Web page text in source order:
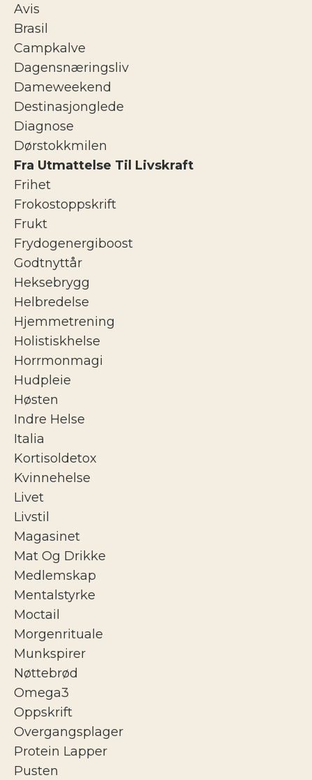
Avis
Brasil
Campkalve
Dagensnæringsliv
Dameweekend
Destinasjonglede
Diagnose
Dørstokkmilen
Fra Utmattelse Til Livskraft
Frihet
Frokostoppskrift
Frukt
Frydogenergiboost
Godtnyttår
Heksebrygg
Helbredelse
Hjemmetrening
Holistiskhelse
Horrmonmagi
Hudpleie
Høsten
Indre Helse
Italia
Kortisoldetox
Kvinnehelse
Livet
Livstil
Magasinet
Mat Og Drikke
Medlemskap
Mentalstyrke
Moctail
Morgenrituale
Munkspirer
Nøttebrød
Omega3
Oppskrift
Overgangsplager
Protein Lapper
Pusten